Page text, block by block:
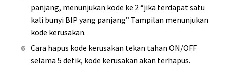
panjang, menunjukan kode ke 2 “jika terdapat satu
kali bunyi BIP yang panjang” Tampilan menunjukan
kode kerusakan.
Cara hapus kode kerusakan tekan tahan ON/OFF
selama 5 detik, kode kerusakan akan terhapus.